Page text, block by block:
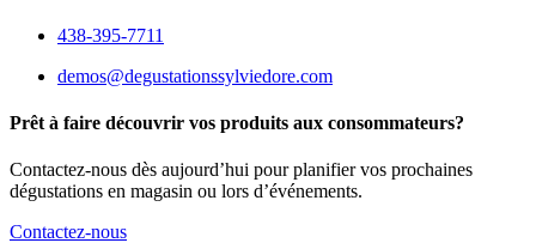
438-395-7711
demos@degustationssylviedore.com
Prêt à faire découvrir vos produits aux consommateurs?
Contactez-nous dès aujourd’hui pour planifier vos prochaines
dégustations en magasin ou lors d’événements.
Contactez-nous